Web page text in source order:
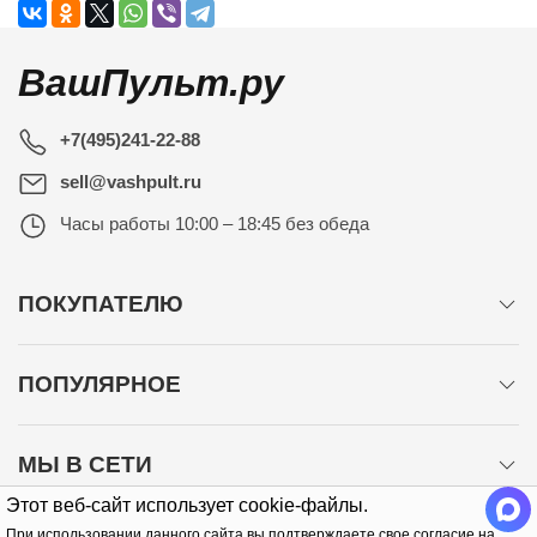
Этот веб-сайт использует cookie-файлы.
ВашПульт.ру
+7(495)241-22-88
sell@vashpult.ru
Часы работы 10:00 – 18:45 без обеда
ПОКУПАТЕЛЮ
ПОПУЛЯРНОЕ
МЫ В СЕТИ